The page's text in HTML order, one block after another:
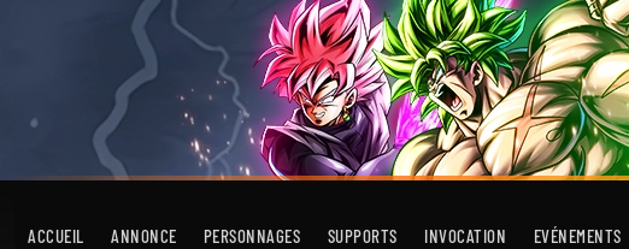
ACCUEIL ANNONCE PERSONNAGES SUPPORTS INVOCATION EVÉNEMENTS